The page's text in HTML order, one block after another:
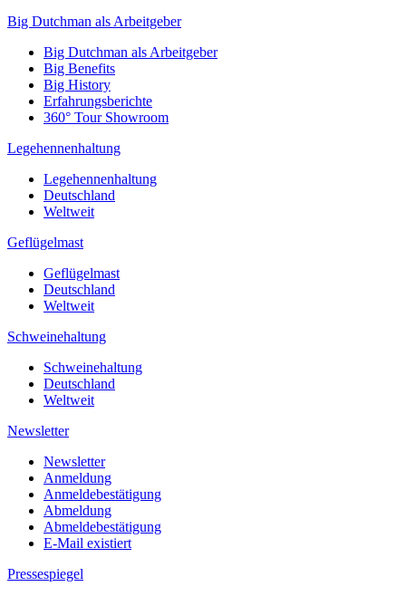
Big Dutchman als Arbeitgeber
Big Dutchman als Arbeitgeber
Big Benefits
Big History
Erfahrungsberichte
360° Tour Showroom
Legehennenhaltung
Legehennenhaltung
Deutschland
Weltweit
Geflügelmast
Geflügelmast
Deutschland
Weltweit
Schweinehaltung
Schweinehaltung
Deutschland
Weltweit
Newsletter
Newsletter
Anmeldung
Anmeldebestätigung
Abmeldung
Abmeldebestätigung
E-Mail existiert
Pressespiegel